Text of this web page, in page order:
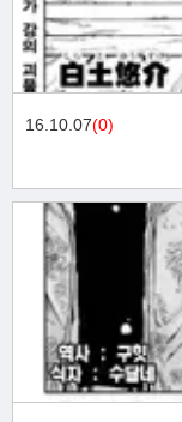
16.10.07(0)